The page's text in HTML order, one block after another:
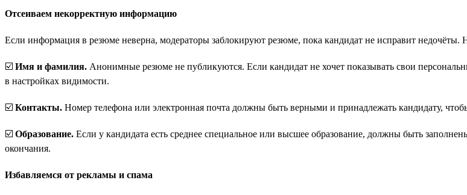
Отсеиваем некорректную информацию
Если информация в резюме неверна, модераторы заблокируют резюме, пока кандидат не исправит
☑️ Имя и фамилия. Анонимные резюме не публикуются. Если кандидат не хочет показывать свои
в настройках видимости.
☑️ Контакты. Номер телефона или электронная почта должны быть верными и принадлежать кандидату,
☑️ Образование. Если у кандидата есть среднее специальное или высшее образование, должны быть
окончания.
Избавляемся от рекламы и спама